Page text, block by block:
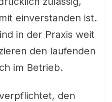
einverstanden ist.
in der Praxis weit
den laufenden
im Betrieb.
den